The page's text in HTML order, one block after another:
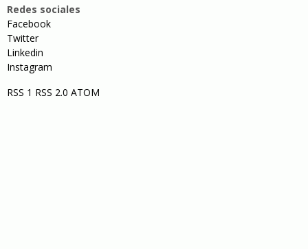
Redes sociales
Facebook
Twitter
Linkedin
Instagram
RSS 1 RSS 2.0 ATOM